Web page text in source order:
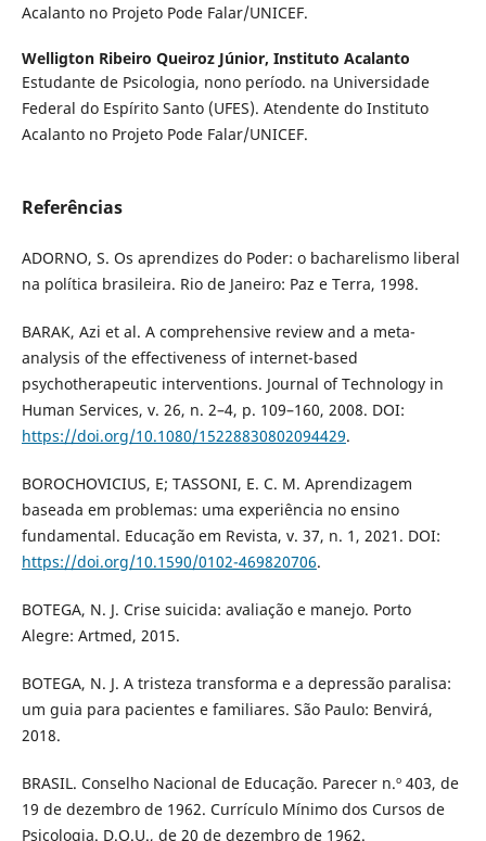
Acalanto no Projeto Pode Falar/UNICEF.
Welligton Ribeiro Queiroz Júnior, Instituto Acalanto
Estudante de Psicologia, nono período. na Universidade
Federal do Espírito Santo (UFES). Atendente do Instituto
Acalanto no Projeto Pode Falar/UNICEF.
Referências
ADORNO, S. Os aprendizes do Poder: o bacharelismo liberal
na política brasileira. Rio de Janeiro: Paz e Terra, 1998.
BARAK, Azi et al. A comprehensive review and a meta-
analysis of the effectiveness of internet-based
psychotherapeutic interventions. Journal of Technology in
Human Services, v. 26, n. 2–4, p. 109–160, 2008. DOI:
https://doi.org/10.1080/15228830802094429.
BOROCHOVICIUS, E; TASSONI, E. C. M. Aprendizagem
baseada em problemas: uma experiência no ensino
fundamental. Educação em Revista, v. 37, n. 1, 2021. DOI:
https://doi.org/10.1590/0102-469820706.
BOTEGA, N. J. Crise suicida: avaliação e manejo. Porto
Alegre: Artmed, 2015.
BOTEGA, N. J. A tristeza transforma e a depressão paralisa:
um guia para pacientes e familiares. São Paulo: Benvirá,
2018.
BRASIL. Conselho Nacional de Educação. Parecer n.º 403, de
19 de dezembro de 1962. Currículo Mínimo dos Cursos de
Psicologia. D.O.U., de 20 de dezembro de 1962.